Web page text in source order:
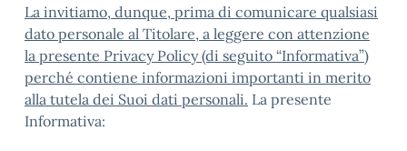
La invitiamo, dunque, prima di comunicare qualsiasi
dato personale al Titolare, a leggere con attenzione
la presente Privacy Policy (di seguito “Informativa”)
perché contiene informazioni importanti in merito
alla tutela dei Suoi dati personali. La presente
Informativa: